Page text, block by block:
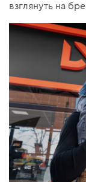
взглянуть на